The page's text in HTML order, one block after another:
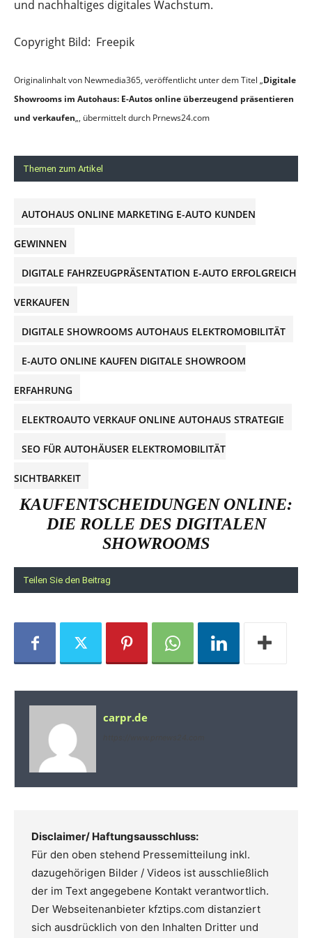
und nachhaltiges digitales Wachstum.
Copyright Bild: Freepik
Originalinhalt von Newmedia365, veröffentlicht unter dem Titel „Digitale
Showrooms im Autohaus: E-Autos online überzeugend präsentieren
und verkaufen„, übermittelt durch Prnews24.com
Themen zum Artikel
AUTOHAUS ONLINE MARKETING E-AUTO KUNDEN
GEWINNEN
DIGITALE FAHRZEUGPRÄSENTATION E-AUTO ERFOLGREICH
VERKAUFEN
DIGITALE SHOWROOMS AUTOHAUS ELEKTROMOBILITÄT
E-AUTO ONLINE KAUFEN DIGITALE SHOWROOM
ERFAHRUNG
ELEKTROAUTO VERKAUF ONLINE AUTOHAUS STRATEGIE
SEO FÜR AUTOHÄUSER ELEKTROMOBILITÄT
SICHTBARKEIT
KAUFENTSCHEIDUNGEN ONLINE:
DIE ROLLE DES DIGITALEN
SHOWROOMS
Teilen Sie den Beitrag
carpr.de
Disclaimer/ Haftungsausschluss:
Für den oben stehend Pressemitteilung inkl.
dazugehörigen Bilder / Videos ist ausschließlich
der im Text angegebene Kontakt verantwortlich.
Der Webseitenanbieter kfztips.com distanziert
sich ausdrücklich von den Inhalten Dritter und